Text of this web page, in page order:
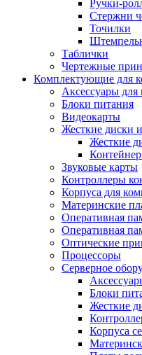
Ручки-
Стержни
Точилки
Таблички
Чертежные
Комплектующие для
Аксессуары
Блоки питания
Видеокарты
Жесткие диски
Жесткие
Звуковые карты
Контроллеры
Корпуса для
Материнские
Оперативная
Оперативная
Оптические
Процессоры
Серверное
Блоки
Жесткие
Корпуса